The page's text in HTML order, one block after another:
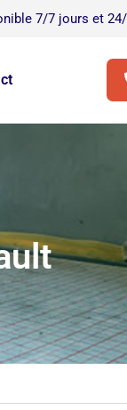
7/7 jours et